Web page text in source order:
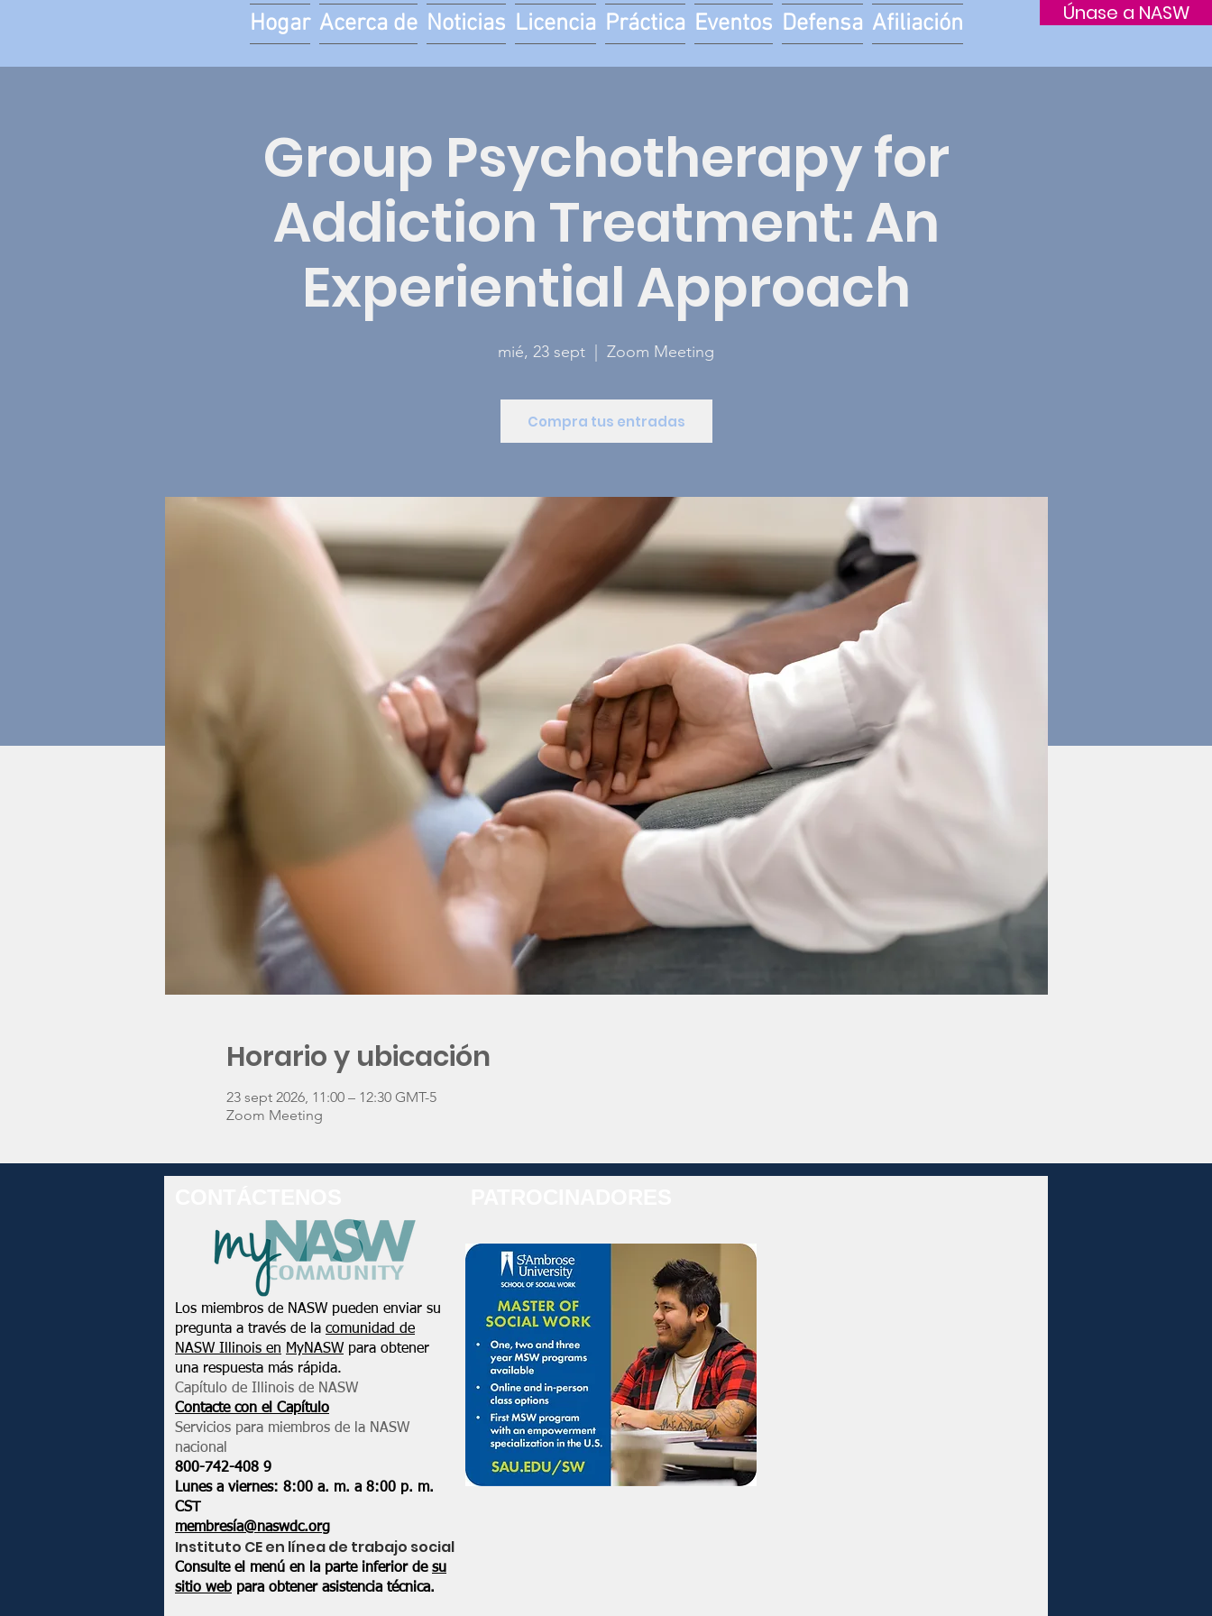
Únase a NASW
Hogar Acerca de Noticias Licencia Práctica Eventos Defensa Afiliación
Group Psychotherapy for
Addiction Treatment: An
Experiential Approach
mié, 23 sept Zoom Meeting
Compra tus entradas
Horario y ubicación
23 sept 2026, 11:00 – 12:30 GMT-5
Zoom Meeting
Los miembros de NASW pueden enviar su
pregunta a través de la comunidad de
NASW Illinois en MyNASW para obtener
una respuesta más rápida.
Capítulo de Illinois de NASW
Contacte con el Capítulo
Servicios para miembros de la NASW
nacional
800-742-408 9
Lunes a viernes: 8:00 a. m. a 8:00 p. m.
CST
membresía@naswdc.org
Instituto CE en línea de trabajo social
Consulte el menú en la parte inferior de su
sitio web para obtener asistencia técnica.